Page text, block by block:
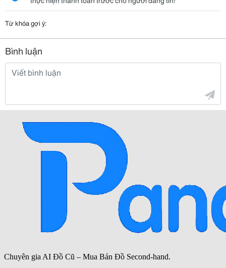
Từ khóa gợi ý:
Bình luận